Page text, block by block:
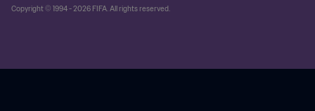
Copyright © 1994 - 2026 FIFA. All rights reserved.